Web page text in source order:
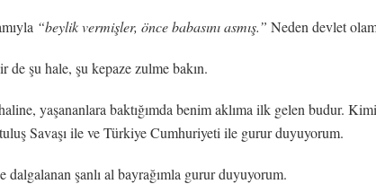
“beylik vermişler, önce babasını asmış.” Neden devlet
de şu hale, şu kepaze zulme bakın.
yaşananlara baktığımda benim aklıma ilk gelen budur.
Savaşı ile ve Türkiye Cumhuriyeti ile gurur duyuyorum.
şanlı al bayrağımla gurur duyuyorum.